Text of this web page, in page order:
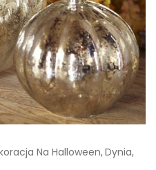
Na Halloween, Dynia,